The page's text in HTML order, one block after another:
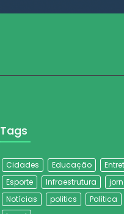
Tags
Cidades Educação
Esporte
Infraestrutura
Notícias
politics Política